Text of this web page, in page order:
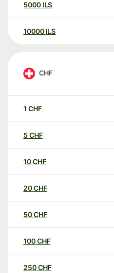
5000 ILS
10000 ILS
CHF
1 CHF
5 CHF
10CHF
20CHF
50CHF
100CHF
250CHF